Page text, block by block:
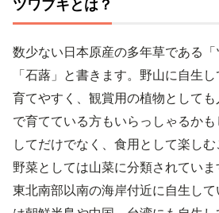
ツワブキとは？
数少ない日本原産の多年草である
「石蕗」と書きます。野山に自生
育てやすく、観賞用の植物として
で育てている方もいらっしゃるか
してだけでなく、食用として楽しむ
野菜としては山菜に分類されていま
東北南部以南の海岸付近に自生し